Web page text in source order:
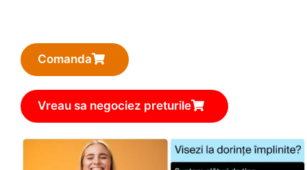
Comanda
Vreau sa negociez preturile